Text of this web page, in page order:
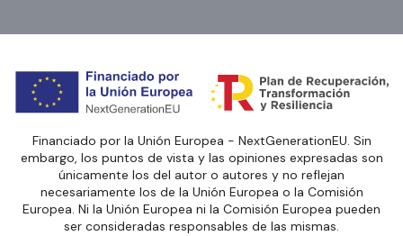
Financiado por la Unión Europea - NextGenerationEU. Sin
embargo, los puntos de vista y las opiniones expresadas son
únicamente los del autor o autores y no reflejan
necesariamente los de la Unión Europea o la Comisión
Europea. Ni la Unión Europea ni la Comisión Europea pueden
ser consideradas responsables de las mismas.